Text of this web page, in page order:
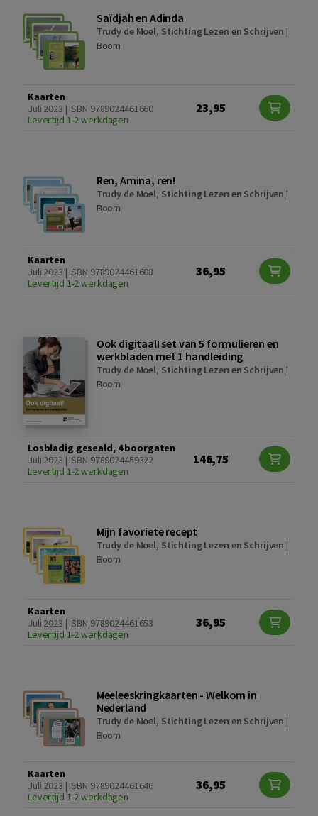
Saïdjah en Adinda
Trudy de Moel, Stichting Lezen en Schrijven |
Boom
Kaarten
Juli 2023 | ISBN 9789024461660
Levertijd 1-2 werkdagen
23,95
Ren, Amina, ren!
Trudy de Moel, Stichting Lezen en Schrijven |
Boom
Kaarten
Juli 2023 | ISBN 9789024461608
Levertijd 1-2 werkdagen
36,95
Ook digitaal! set van 5 formulieren en
werkbladen met 1 handleiding
Trudy de Moel, Stichting Lezen en Schrijven |
Boom
Losbladig geseald, 4 boorgaten
Juli 2023 | ISBN 9789024459322
Levertijd 1-2 werkdagen
146,75
Mijn favoriete recept
Trudy de Moel, Stichting Lezen en Schrijven |
Boom
Kaarten
Juli 2023 | ISBN 9789024461653
Levertijd 1-2 werkdagen
36,95
Meeleeskringkaarten - Welkom in
Nederland
Trudy de Moel, Stichting Lezen en Schrijven |
Boom
Kaarten
Juli 2023 | ISBN 9789024461646
Levertijd 1-2 werkdagen
36,95